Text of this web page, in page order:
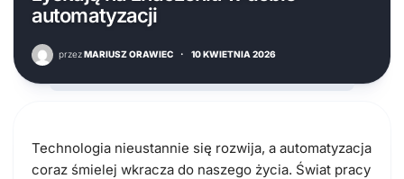
automatyzacji
przezMARIUSZ ORAWIEC · 10 KWIETNIA 2026
Technologia nieustannie się rozwija, a automatyzacja
coraz śmielej wkracza do naszego życia. Świat pracy